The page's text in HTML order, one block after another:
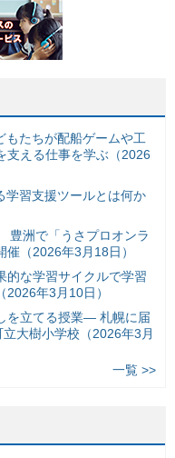
もたちが配船ゲームや工
支える仕事を学ぶ（2026
学習支援ツールとは何か
豊洲で「うさプロオンラ
（2026年3月18日）
的な学習サイクルで学習
年3月10日）
を立てる授業— 札幌に届
大樹小学校（2026年3月
一覧 >>